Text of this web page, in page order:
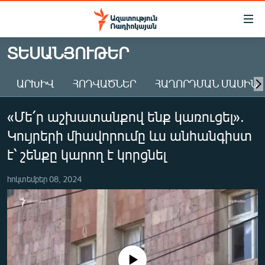
Մատչելիության
Անցնել
հիմնական
Անցնել
հիմնական
մենյուին
Որոնում
ԱԶԱՏՈՒԹՅՈՒՆ TV
ՀԱՅԱՍՏԱՆ
ԸՆՏՐՈՒԹՅՈՒՆՆԵՐ 2026
ԻՐԱՎՈՒՆՔ
ՏՆՏԵՍՈՒԹՅՈՒՆ
ՂԱՐԱԲԱՂ
ՊԱՏԵՐԱԶՄԻ 6 ՇԱԲԱԹՆԵՐԸ
ՏԱՐԱԾԱՇՐՋԱՆ
ՏԵՍԱՆՅՈՒԹԵՐ
ԱՐԽԻՎ ՀՈԴՎԱԾՆԵՐ ՀԱՂՈՐԴՄԱՆ ՄԱՍԻՆ
«Մե՛ր աշխատանքով ենք կառուցել».
Կույրերի միավորումը ևս անհանգիստ
է՝ շենքը կարող է կորցնել
հոկտեմբեր 08, 2024
No media source currently available